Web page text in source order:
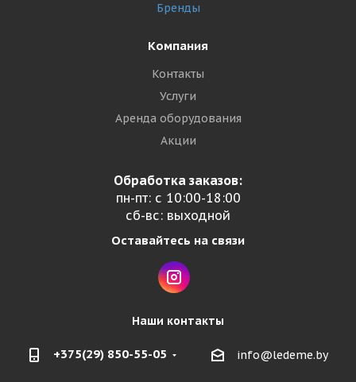
Бренды
Компания
Контакты
Услуги
Аренда оборудования
Акции
Обработка заказов:
пн-пт: с 10:00-18:00
сб-вс: выходной
Оставайтесь на связи
Наши контакты
+375(29) 850-55-05 info@ledeme.by